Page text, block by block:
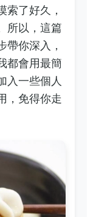
索了好久，
所以，這篇
帶你深入，
都會用最簡
入一些個人
，免得你走